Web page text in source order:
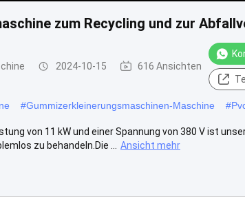
zum Recycling und zur
2024-10-15 616 Ansichten
#Gummizerkleinerungsmaschinen-Maschine #
von 11 kW und einer Spannung von 380 V ist
zu behandeln.Die ...
Ansicht mehr